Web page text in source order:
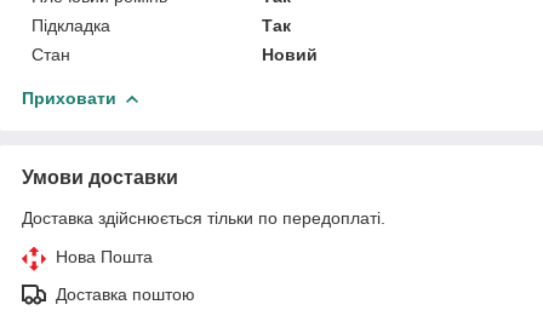
Підкладка
Так
Стан
Новий
Приховати
Умови доставки
Доставка здійснюється тільки по передоплаті.
Нова Пошта
Доставка поштою